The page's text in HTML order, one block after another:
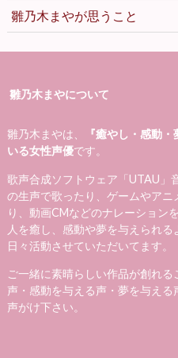
雛乃木まやが思うこと
雛乃木まやについて
雛乃木まやは、
『癒やし・感動
いる女性声優です。
歌声合成ソフトウェア「UTAU」
の生声で歌ったり、ゲームやア
り、動画CMなどのナレーション
人を癒し、感動や夢を与えられる
日々活動させていただいてます。
ご一緒に素晴らしい作品が創れ
声・感動を与える声・夢を与え
声がけ下さい。